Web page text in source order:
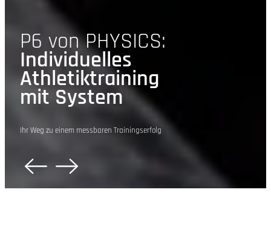
P6 vonPHYSICS:
Individuelles
Athletiktraining
mit System
Ihr Weg zu einem messbaren Trainingserfolg